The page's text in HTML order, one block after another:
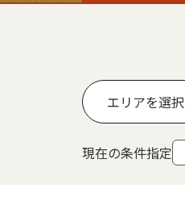
エリアを選択
現在の条件指定